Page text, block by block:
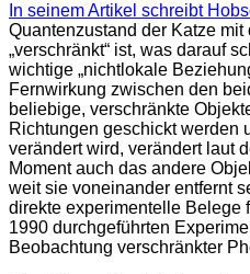
In seinem Artikel schreibt
Quantenzustand der Katze
„verschränkt“ ist, was darauf
wichtige „nichtlokale
Fernwirkung zwischen den
beliebige, verschränkte
Richtungen geschickt werden
verändert wird, verändert laut
Moment auch das andere
weit sie voneinander entfernt
direkte experimentelle Belege
1990 durchgeführten
Beobachtung verschränkter